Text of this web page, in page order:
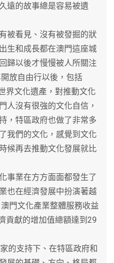
的故事總是容易被遺
看見、沒有被發掘的狀
生和成長都在澳門這座城
歸以後才慢慢被人所關注
放自由行以後，包括
界文化遺產，對推動文化
人沒有很強的文化自信，
，特區政府也做了非常多
我們的文化，感覺到文化
候再去推動文化發展就比
業在方方面面都發生了
也在經濟發展中扮演著越
門文化產業整體服務收益
貢獻的增加值總額達到29
支持下、在特區政府和